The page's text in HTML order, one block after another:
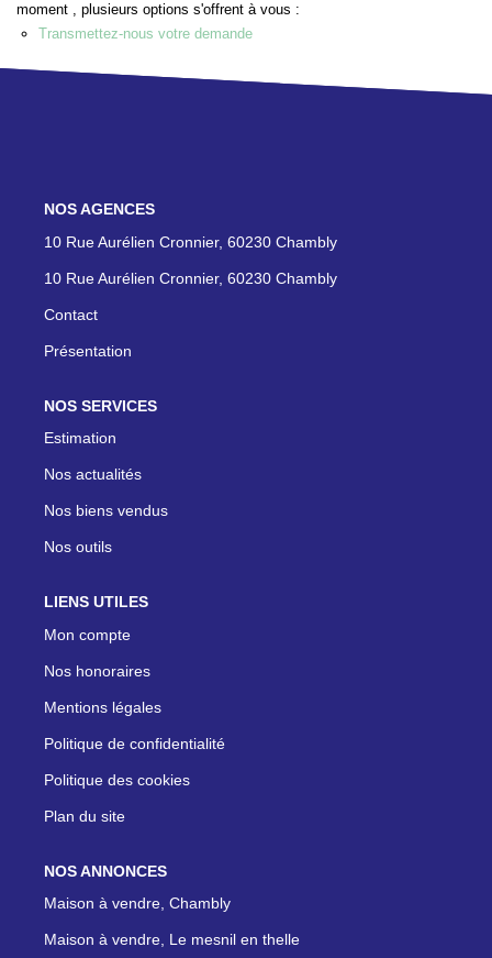
ON RECRUTE !
CONTACT
moment , plusieurs options s'offrent à vous :
Transmettez-nous votre demande
NOS AGENCES
10 Rue Aurélien Cronnier, 60230 Chambly
10 Rue Aurélien Cronnier, 60230 Chambly
Contact
Présentation
NOS SERVICES
Estimation
Nos actualités
Nos biens vendus
Nos outils
LIENS UTILES
Mon compte
Nos honoraires
Mentions légales
Politique de confidentialité
Politique des cookies
Plan du site
NOS ANNONCES
Maison à vendre, Chambly
Maison à vendre, Le mesnil en thelle